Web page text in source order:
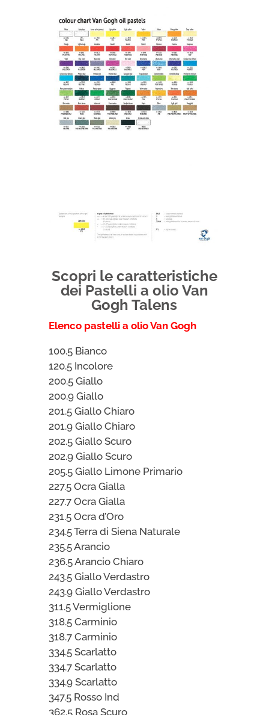
Scopri le caratteristiche
dei Pastelli a olio Van
Gogh Talens
Elenco pastelli a olio Van Gogh
100.5 Bianco
120.5 Incolore
200.5 Giallo
200.9 Giallo
201.5 Giallo Chiaro
201.9 Giallo Chiaro
202.5 Giallo Scuro
202.9 Giallo Scuro
205.5 Giallo Limone Primario
227.5 Ocra Gialla
227.7 Ocra Gialla
231.5 Ocra d’Oro
234.5 Terra di Siena Naturale
235.5 Arancio
236.5 Arancio Chiaro
243.5 Giallo Verdastro
243.9 Giallo Verdastro
311.5 Vermiglione
318.5 Carminio
318.7 Carminio
334.5 Scarlatto
334.7 Scarlatto
334.9 Scarlatto
347.5 Rosso Ind
362.5 Rosa Scuro